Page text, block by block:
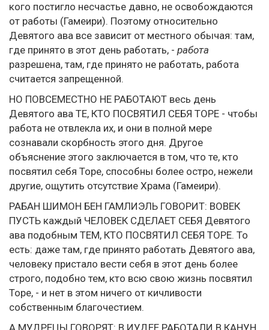
кого постигло несчастье давно, не освобождаются
от работы (Гамеири). Поэтому относительно
Девятого ава все зависит от местного обычая: там,
где принято в этот день работать, - работа
разрешена, там, где принято не работать, работа
считается запрещенной.
НО ПОВСЕМЕСТНО НЕ РАБОТАЮТ весь день
Девятого ава ТЕ, КТО ПОСВЯТИЛ СЕБЯ ТОРЕ - чтобы
работа не отвлекла их, и они в полной мере
сознавали скорбность этого дня. Другое
объяснение этого заключается в том, что те, кто
посвятил себя Торе, способны более остро, нежели
другие, ощутить отсутствие Храма (Гамеири).
РАБАН ШИМОН БЕН ГАМЛИЭЛЬ ГОВОРИТ: ВОВЕК
ПУСТЬ каждый ЧЕЛОВЕК СДЕЛАЕТ СЕБЯ Девятого
ава подобным ТЕМ, КТО ПОСВЯТИЛ СЕБЯ ТОРЕ. То
есть: даже там, где принято работать Девятого ава,
человеку пристало вести себя в этот день более
строго, подобно тем, кто всю свою жизнь посвятил
Торе, - и нет в этом ничего от кичливости
собственным благочестием.
А МУДРЕЦЫ ГОВОРЯТ: В ИУДЕЕ РАБОТАЛИ В КАНУН